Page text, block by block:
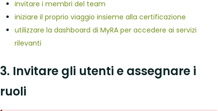
invitare i membri del team
iniziare il proprio viaggio insieme alla certificazione
utilizzare la dashboard di MyRA per accedere ai servizi
rilevanti
3. Invitare gli utenti e assegnare i
ruoli